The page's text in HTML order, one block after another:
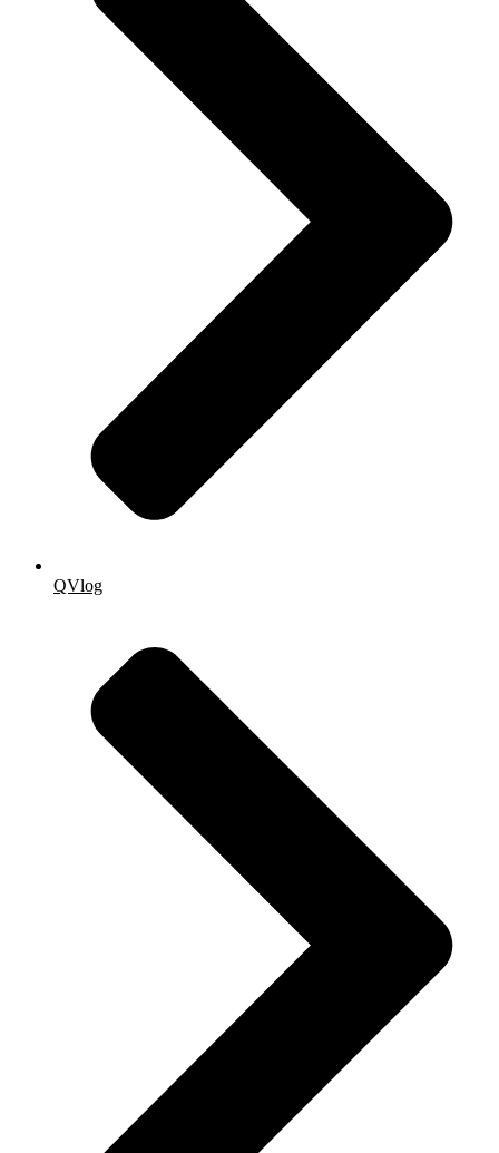
QVlog